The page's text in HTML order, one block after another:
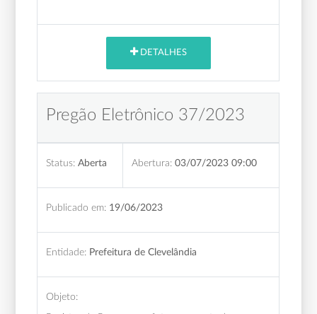
DETALHES
Pregão Eletrônico 37/2023
Status: Aberta Abertura: 03/07/2023 09:00
Publicado em: 19/06/2023
Entidade: Prefeitura de Clevelândia
Objeto: